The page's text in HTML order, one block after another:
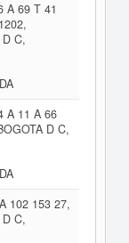
A 69 T 41
D C,
A 11 A 66
D C,
102 153 27,
D C,